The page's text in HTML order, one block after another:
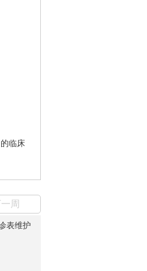
临床
周
表维护